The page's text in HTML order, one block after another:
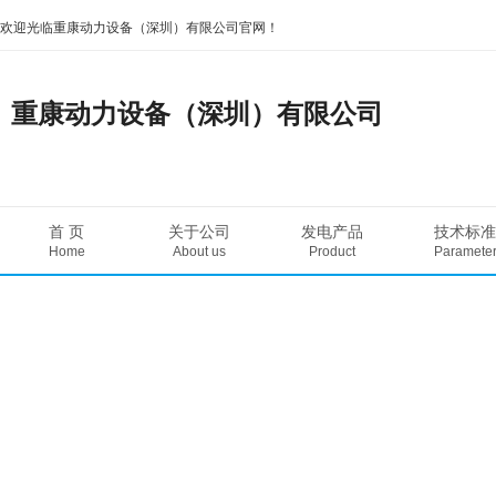
欢迎光临重康动力设备（深圳）有限公司官网！
重康动力设备（深圳）有限公司
首 页
Home
关于公司
About us
发电产品
Product
技术标准
Parameter